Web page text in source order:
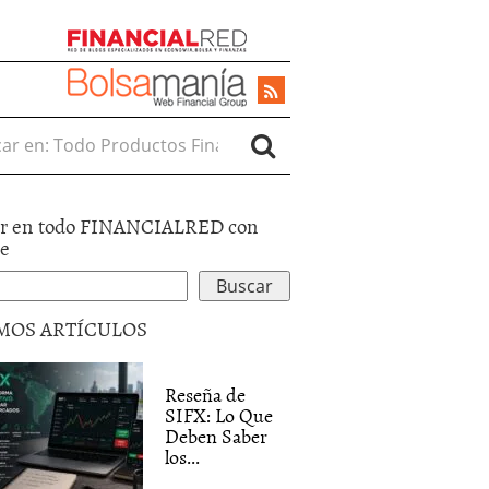
en:
en todo FINANCIALRED con
ARTÍCULOS
Reseña de
SIFX: Lo Que
Deben Saber
los...